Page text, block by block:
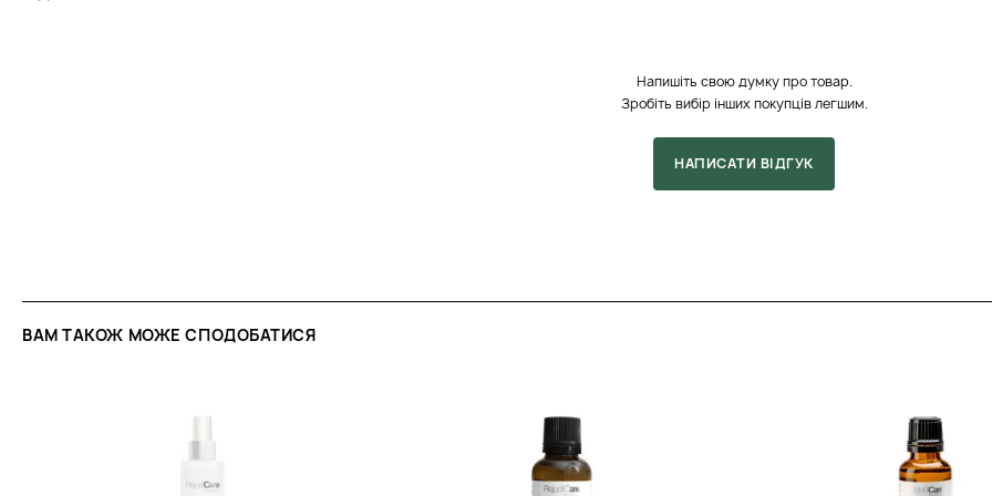
Напишіть свою думку про товар.
Зробіть вибір інших покупців легшим.
НАПИСАТИ ВІДГУК
ВАМ ТАКОЖ МОЖЕ СПОДОБАТИСЯ